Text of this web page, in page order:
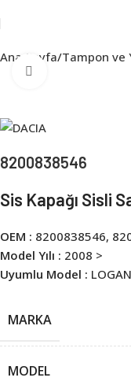
Ana Sayfa Tampon ve
8200838546
Sis Kapağı Sisli
OEM : 8200838546,
Model Yılı : 2008 >
Uyumlu Model :
MARKA
MODEL